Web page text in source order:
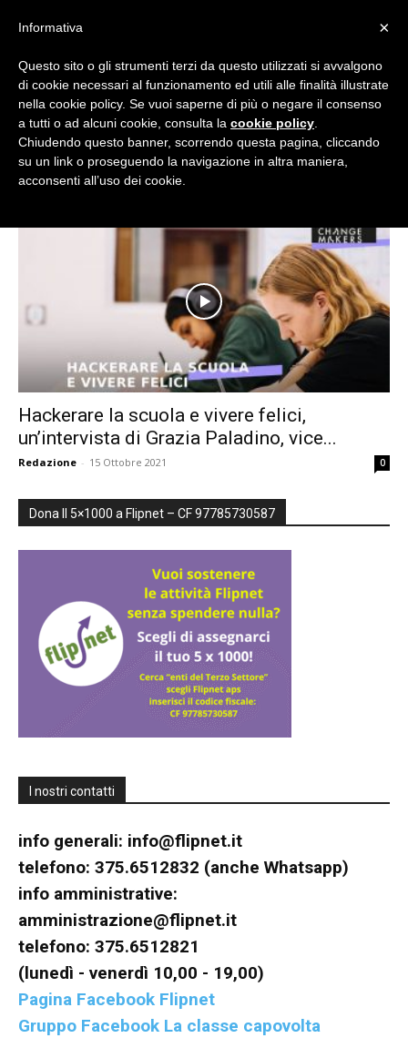
Flipnet
e
formazione
sulle
didattiche
attive,
inclusive,
Home Tags Innovazione didattica
Tag: innovazione didattica
Hackerare la scuola e vivere felici,
un’intervista di Grazia Paladino, vice...
Redazione - 15 Ottobre 2021 0
Dona Il 5×1000 a Flipnet – CF 97785730587
I nostri contatti
info generali: info@flipnet.it
telefono: 375.6512832 (anche Whatsapp)
info amministrative:
amministrazione@flipnet.it
telefono: 375.6512821
(lunedì - venerdì 10,00 - 19,00)
Pagina Facebook Flipnet
Gruppo Facebook La classe capovolta
×
Informativa
Questo sito o gli strumenti terzi da questo utilizzati si avvalgono
di cookie necessari al funzionamento ed utili alle finalità illustrate
nella cookie policy. Se vuoi saperne di più o negare il consenso
a tutti o ad alcuni cookie, consulta la cookie policy
Chiudendo questo banner, scorrendo questa pagina, cliccando
su un link o proseguendo la navigazione in altra maniera,
acconsenti all’uso dei cookie.